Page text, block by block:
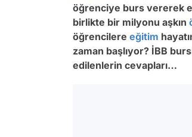
öğrenciye burs vererek
birlikte bir milyonu aşkın
öğrencilere eğitim
zaman başlıyor? İBB
edilenlerin cevapları…